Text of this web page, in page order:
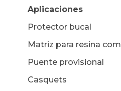
Aplicaciones
Protector bucal
Matriz para resina
Puente provisional
Casquets